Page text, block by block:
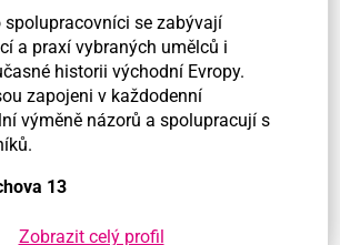
spolupracovníci se zabývají
a praxí vybraných umělců i
historii východní Evropy.
zapojeni v každodenní
výměně názorů a spolupracují s
13
Zobrazit celý profil